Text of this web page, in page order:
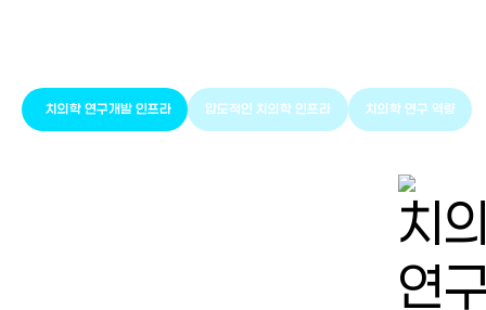
치의학 연구개발 인프라 압도적인 치의학 인프라 치의학 연구 역량